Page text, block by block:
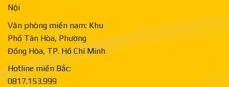
Nội
Văn phòng miền nam: Khu
Phố Tân Hòa, Phường
Đồng Hòa, TP. Hồ Chí Minh
Hotline miền Bắc:
0817.153.999